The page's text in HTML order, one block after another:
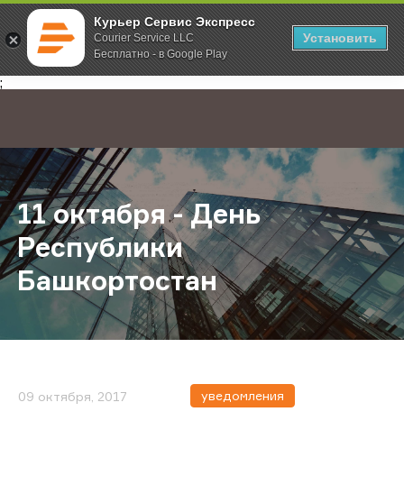
Курьер Сервис Экспресс
Courier Service LLC
Бесплатно - в Google Play
Установить
;
Главная О компании Новости 11 октября - День Республики
11 октября - День
Республики
Башкортостан
09 октября, 2017 уведомления